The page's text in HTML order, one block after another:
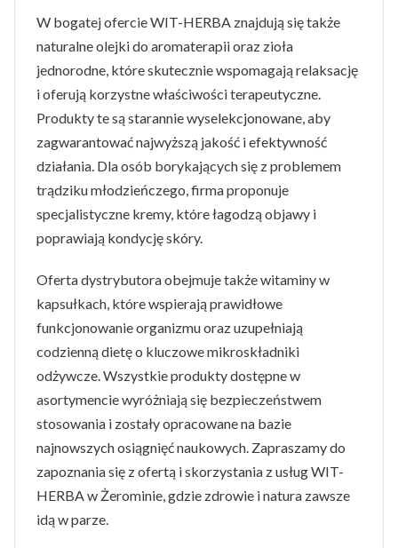
W bogatej ofercie WIT-HERBA znajdują się także
naturalne olejki do aromaterapii oraz zioła
jednorodne, które skutecznie wspomagają relaksację
i oferują korzystne właściwości terapeutyczne.
Produkty te są starannie wyselekcjonowane, aby
zagwarantować najwyższą jakość i efektywność
działania. Dla osób borykających się z problemem
trądziku młodzieńczego, firma proponuje
specjalistyczne kremy, które łagodzą objawy i
poprawiają kondycję skóry.
Oferta dystrybutora obejmuje także witaminy w
kapsułkach, które wspierają prawidłowe
funkcjonowanie organizmu oraz uzupełniają
codzienną dietę o kluczowe mikroskładniki
odżywcze. Wszystkie produkty dostępne w
asortymencie wyróżniają się bezpieczeństwem
stosowania i zostały opracowane na bazie
najnowszych osiągnięć naukowych. Zapraszamy do
zapoznania się z ofertą i skorzystania z usług WIT-
HERBA w Żerominie, gdzie zdrowie i natura zawsze
idą w parze.